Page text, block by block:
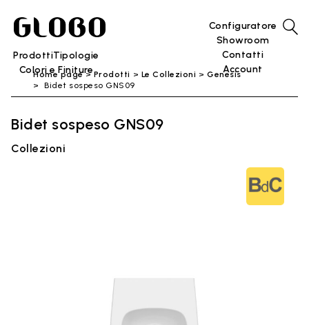
ProdottiTipologie
Colori e Finiture
Configuratore
Showroom
Contatti
Account
Home page Prodotti Le Collezioni
Genesis
Bidet sospeso GNS09
Bidet sospeso GNS09
Collezioni